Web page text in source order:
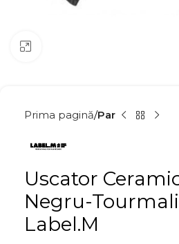
Prima pagină Par
Uscator
Negru-
Label.M